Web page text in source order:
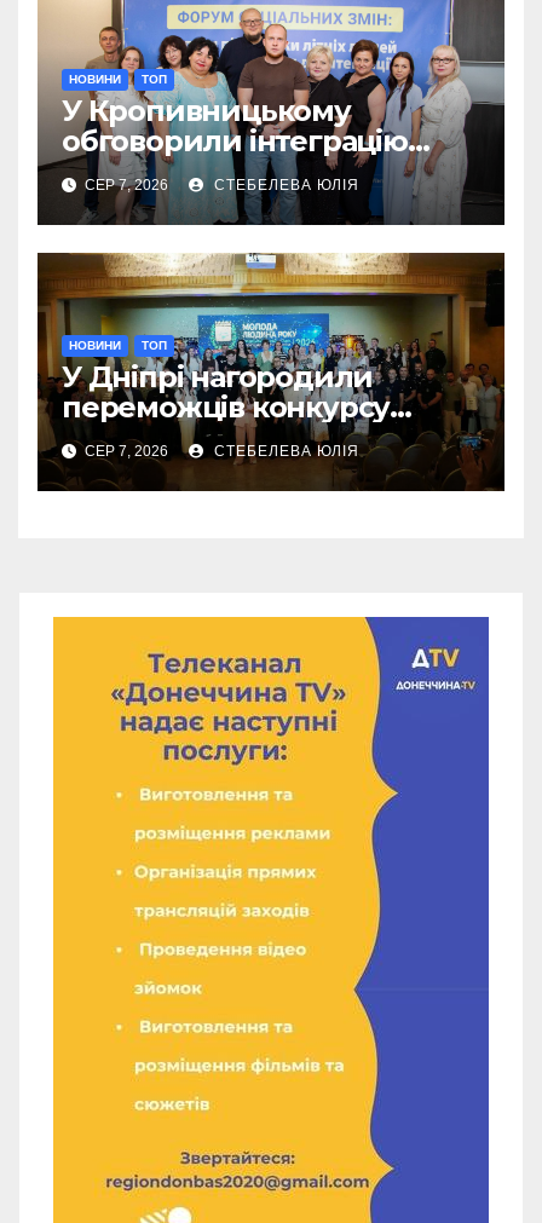
НОВИНИ ТОП
У Кропивницькому
обговорили інтеграцію
літніх переселенців
СЕР 7, 2026 СТЕБЕЛЕВА ЮЛІЯ
НОВИНИ ТОП
У Дніпрі нагородили
переможців конкурсу
«Молода людина року –
2026»
СЕР 7, 2026 СТЕБЕЛЕВА ЮЛІЯ